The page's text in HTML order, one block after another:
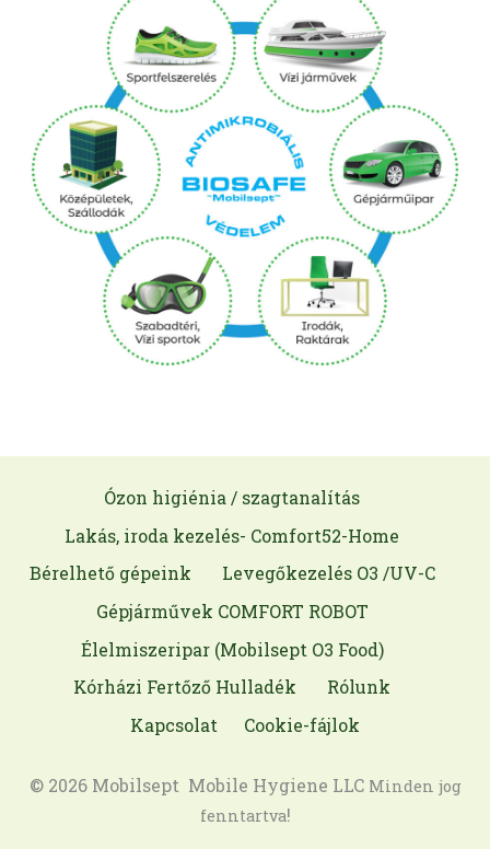
Ózon higiénia / szagtanalítás
Lakás, iroda kezelés- Comfort52-Home
Bérelhető gépeink
Levegőkezelés O3 /UV-C
Gépjárművek COMFORT ROBOT
Élelmiszeripar (Mobilsept O3 Food)
Kórházi Fertőző Hulladék
Rólunk
Kapcsolat
Cookie-fájlok
© 2026 Mobilsept Mobile Hygiene LLC Minden jog
fenntartva!